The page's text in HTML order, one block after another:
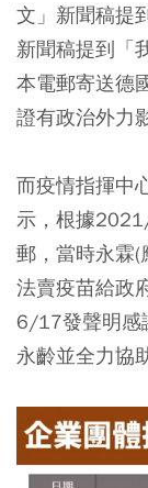
文」新聞稿提
新聞稿提到「
本電郵寄送德
證有政治外力
而疫情指揮中
示，根據
郵，當時永霖(
法賣疫苗給政
6/17發聲明感
永齡並全力協